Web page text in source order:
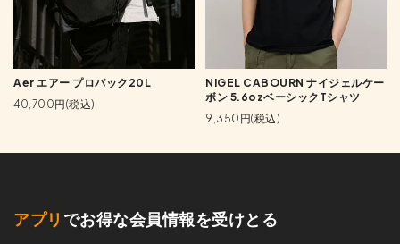
Aer エアー プロパック20L
40,700円(税込)
NIGEL CABOURN ナイジェルケー
ボン 5.6ozベーシックTシャツ
9,350円(税込)
アプリ でお得な会員情報を受けとる